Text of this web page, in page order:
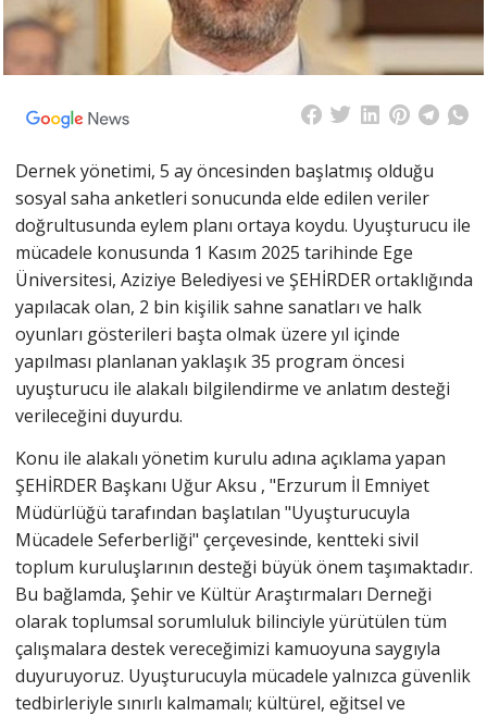
Dernek yönetimi, 5 ay öncesinden başlatmış olduğu
sosyal saha anketleri sonucunda elde edilen veriler
doğrultusunda eylem planı ortaya koydu. Uyuşturucu ile
mücadele konusunda 1 Kasım 2025 tarihinde Ege
Üniversitesi, Aziziye Belediyesi ve ŞEHİRDER ortaklığında
yapılacak olan, 2 bin kişilik sahne sanatları ve halk
oyunları gösterileri başta olmak üzere yıl içinde
yapılması planlanan yaklaşık 35 program öncesi
uyuşturucu ile alakalı bilgilendirme ve anlatım desteği
verileceğini duyurdu.
Konu ile alakalı yönetim kurulu adına açıklama yapan
ŞEHİRDER Başkanı Uğur Aksu , "Erzurum İl Emniyet
Müdürlüğü tarafından başlatılan "Uyuşturucuyla
Mücadele Seferberliği" çerçevesinde, kentteki sivil
toplum kuruluşlarının desteği büyük önem taşımaktadır.
Bu bağlamda, Şehir ve Kültür Araştırmaları Derneği
olarak toplumsal sorumluluk bilinciyle yürütülen tüm
çalışmalara destek vereceğimizi kamuoyuna saygıyla
duyuruyoruz. Uyuşturucuyla mücadele yalnızca güvenlik
tedbirleriyle sınırlı kalmamalı; kültürel, eğitsel ve